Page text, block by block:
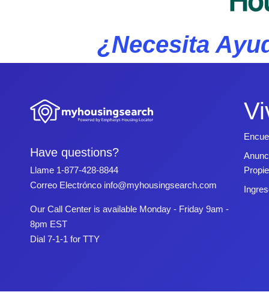
¿Necesita
Have questions?
Llame 1-877-428-8844
Correo Electrónco info@myhousingsearch.com
Our Call Center is available Monday - Friday 9am -
8pm EST
Dial 7-1-1 for TTY